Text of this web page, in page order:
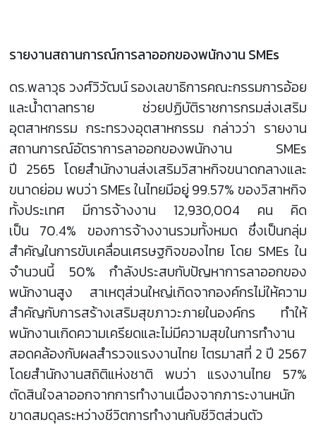
รายงานสถานการณ์การลาออกของพนักงาน SMEs
ดร.พลาวุธ วงศ์วิวัฒน์ รองเลขาธิการคณะกรรมการอ้อย
และน้ำตาลทราย ช่วยปฏิบัติราชการกรมส่งเสริม
อุตสาหกรรม กระทรวงอุตสาหกรรม กล่าวว่า รายงาน
สถานการณ์อัตราการลาออกของพนักงาน SMEs
ปี 2565 โดยสำนักงานส่งเสริมวิสาหกิจขนาดกลางและ
ขนาดย่อม พบว่า SMEs ในไทยมีอยู่ 99.57% ของวิสาหกิจ
ทั้งประเทศ มีการจ้างงาน 12,930,004 คน คิด
เป็น 70.4% ของการจ้างงานรวมทั้งหมด ซึ่งเป็นกลุ่ม
สำคัญในการขับเคลื่อนเศรษฐกิจของไทย โดย SMEs ใน
จำนวนนี้ 50% กำลังประสบกับปัญหาการลาออกของ
พนักงานสูง สาเหตุส่วนใหญ่เกิดจากองค์กรไม่ให้ความ
สำคัญกับการสร้างเสริมสุขภาวะภายในองค์กร ทำให้
พนักงานเกิดความเครียดและไม่มีความสุขในการทำงาน
สอดคล้องกับผลสำรวจแรงงานไทย ไตรมาสที่ 2 ปี 2567
โดยสำนักงานสถิติแห่งชาติ พบว่า แรงงานไทย 57%
ตัดสินใจลาออกจากการทำงานเนื่องจากภาระงานหนัก
ขาดสมดุลระหว่างชีวิตการทำงานกับชีวิตส่วนตัว